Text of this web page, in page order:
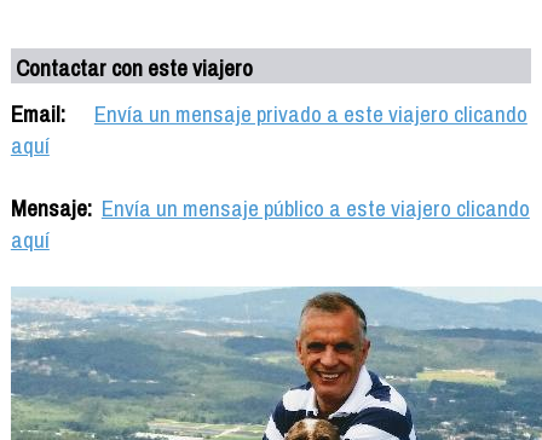
Contactar con este viajero
Email:
Envía un mensaje privado a este viajero clicando
aquí
Mensaje: Envía un mensaje público a este viajero clicando
aquí